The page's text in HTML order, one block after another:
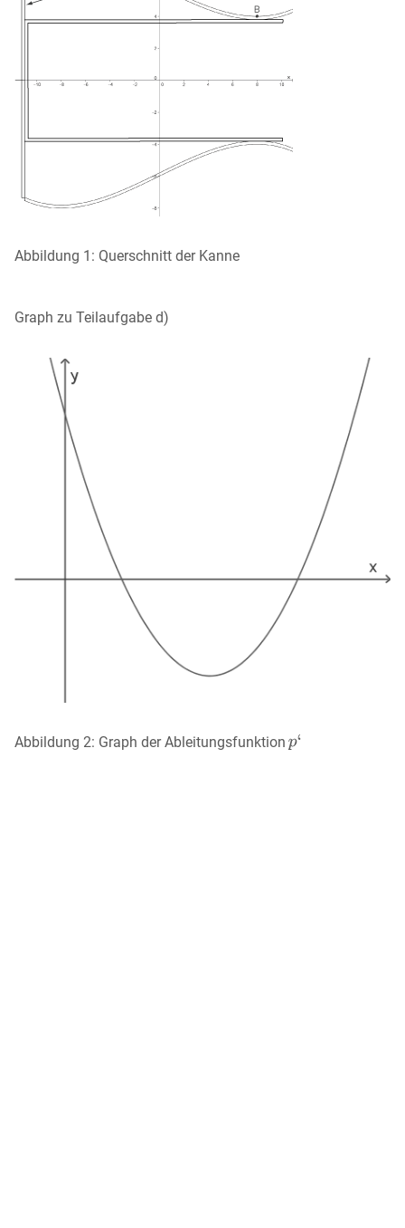
Abbildung 1: Querschnitt der Kanne
Graph zu Teilaufgabe d)
Abbildung 2: Graph der Ableitungsfunktion